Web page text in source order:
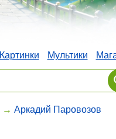
Картинки Мультики
→ Аркадий Паровозов